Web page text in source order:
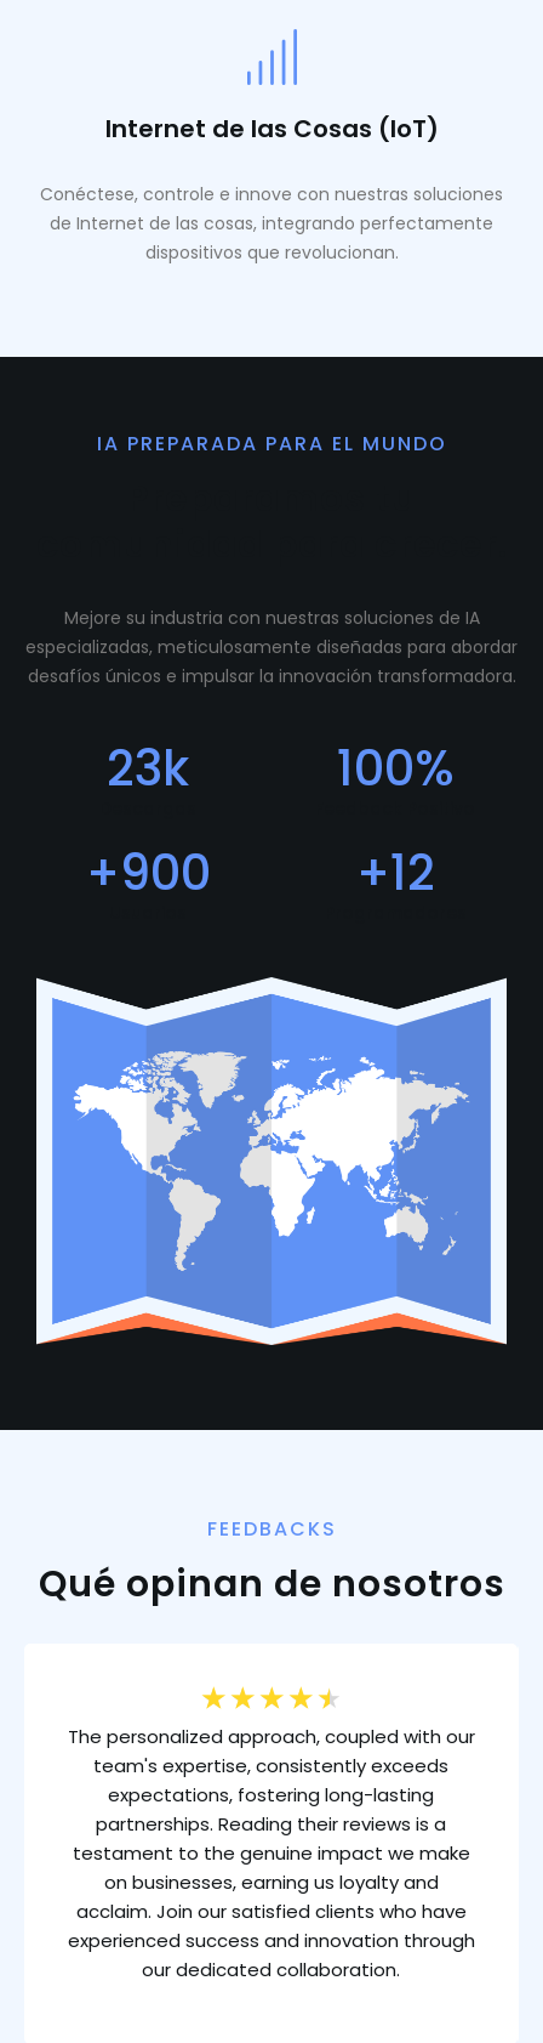
Internet de las Cosas (IoT)
Conéctese, controle e innove con nuestras soluciones
de Internet de las cosas, integrando perfectamente
dispositivos que revolucionan.
IA PREPARADA PARA EL MUNDO
Mejore su industria con nuestras soluciones de IA
especializadas, meticulosamente diseñadas para abordar
desafíos únicos e impulsar la innovación transformadora.
23k 100%
+900 +12
FEEDBACKS
Qué opinan de nosotros
★ ★ ★ ★ ★
The personalized approach, coupled with our
team's expertise, consistently exceeds
expectations, fostering long-lasting
partnerships. Reading their reviews is a
testament to the genuine impact we make
on businesses, earning us loyalty and
acclaim. Join our satisfied clients who have
experienced success and innovation through
our dedicated collaboration.